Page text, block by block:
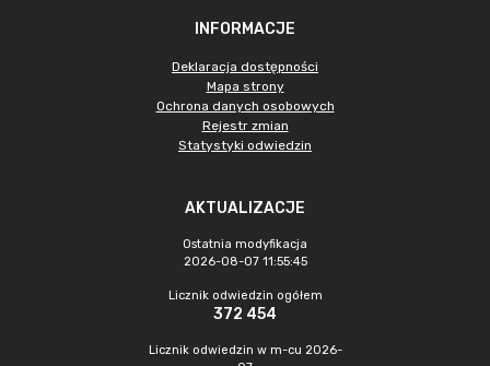
INFORMACJE
Deklaracja dostępności
Mapa strony
Ochrona danych osobowych
Rejestr zmian
Statystyki odwiedzin
AKTUALIZACJE
Ostatnia modyfikacja
2026-08-07 11:55:45
Licznik odwiedzin ogółem
372 454
Licznik odwiedzin w m-cu 2026-